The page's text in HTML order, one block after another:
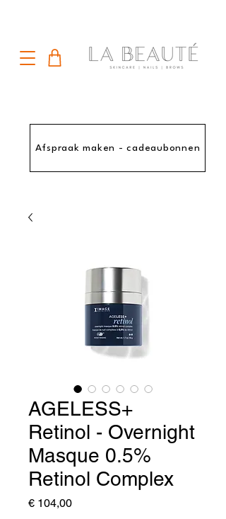
Afspraak maken - cadeaubonnen
AGELESS+
Retinol - Overnight
Masque 0.5%
Retinol Complex
€ 104,00Prijs